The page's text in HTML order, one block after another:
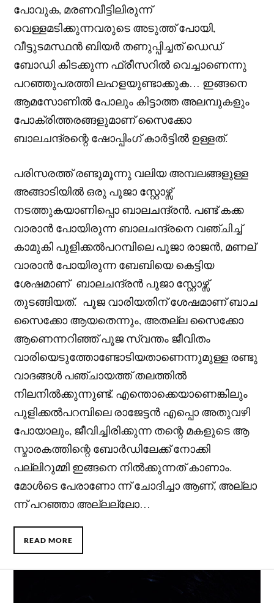
പോവുക, മരണവീട്ടിലിരുന്ന്
വെള്ളമടിക്കുന്നവരുടെ അടുത്ത് പോയി,
വീട്ടുടമസ്ഥൻ ബിയർ തണുപ്പിച്ചത് ഡെഡ്
ബോഡി കിടക്കുന്ന ഫ്രീസറിൽ വെച്ചാണെന്നു
പറഞ്ഞുപരത്തി ലഹളയുണ്ടാക്കുക… ഇങ്ങനെ
ആമസോണിൽ പോലും കിട്ടാത്ത അലമ്പുകളും
പോക്രിത്തരങ്ങളുമാണ് സൈക്കോ
ബാലചന്ദ്രന്റെ ഷോപ്പിംഗ് കാർട്ടിൽ ഉള്ളത്.
പരിസരത്ത് രണ്ടുമൂന്നു വലിയ അമ്പലങ്ങളുള്ള
അങ്ങാടിയില്‍ ഒരു പൂജാ സ്റ്റോഴ്സ്
നടത്തുകയാണിപ്പൊ ബാലചന്ദ്രൻ. പണ്ട് കക്ക
വാരാൻ പോയിരുന്ന ബാലചന്ദ്രനെ വഞ്ചിച്ച്
കാമുകി പുളിക്കൽപറമ്പിലെ പൂജാ രാജൻ, മണല്
വാരാൻ പോയിരുന്ന ബേബിയെ കെട്ടിയ
ശേഷമാണ് ബാലചന്ദ്രന്‍ പൂജാ സ്റ്റോഴ്സ്
തുടങ്ങിയത്. പൂജ വാരിയതിന് ശേഷമാണ് ബാച
സൈക്കോ ആയതെന്നും, അതല്ല സൈക്കോ
ആണെന്നറിഞ്ഞ് പൂജ സ്വന്തം ജീവിതം
വാരിയെടുത്തോണ്ടോടിയതാണെന്നുമുള്ള രണ്ടു
വാദങ്ങൾ പഞ്ചായത്ത് തലത്തിൽ
നിലനിൽക്കുന്നുണ്ട്. എന്തൊക്കെയാണെങ്കിലും
പുളിക്കൽപറമ്പിലെ രാജേട്ടൻ എപ്പൊ അതുവഴി
പോയാലും, ജീവിച്ചിരിക്കുന്ന തന്റെ മകളുടെ ആ
സ്മാരകത്തിന്റെ ബോർഡിലേക്ക് നോക്കി
പല്ലിറുമ്മി ഇങ്ങനെ നിൽക്കുന്നത് കാണാം.
മോൾടെ പേരാണോ ന്ന് ചോദിച്ചാ ആണ്, അല്ലാ
ന്ന് പറഞ്ഞാ അല്ലല്ലോ…
READ MORE